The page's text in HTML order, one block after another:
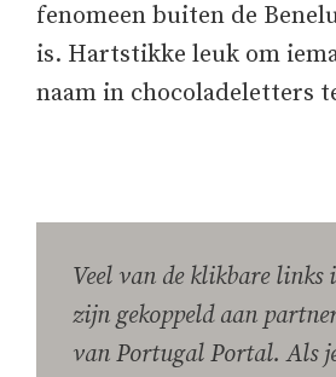
fenomeen buiten de
is. Hartstikke leuk om
naam in chocoladeletters
Veel van de klikbare
zijn gekoppeld aan
van Portugal Portal. Als